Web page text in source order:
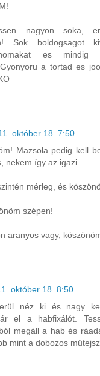
nagyon soka,
Sok boldogsagot
es mindig
a tortad es
október 18. 7:50
Mazsola pedig kell
nekem így az igazi.
mérleg, és
szépen!
aranyos vagy,
október 18. 8:50
néz ki és nagy
el a habfixálót.
megáll a hab és
mint a dobozos